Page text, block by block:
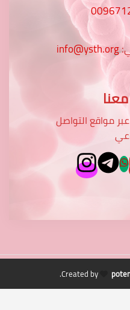
info@ysth.org
مواقع التواصل